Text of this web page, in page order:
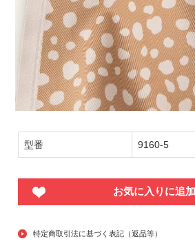
型番 9160-5
お気に入りに追加
特定商取引法に基づく表記（返品等）